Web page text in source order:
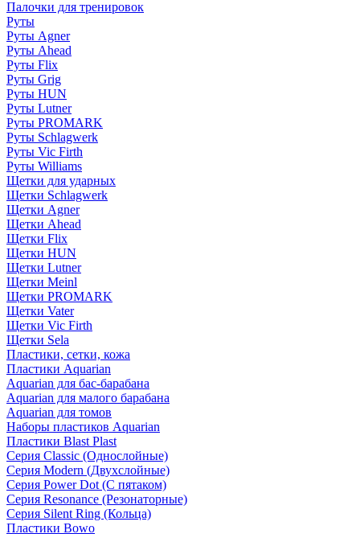
Палочки для тренировок
Руты
Руты Agner
Руты Ahead
Руты Flix
Руты Grig
Руты HUN
Руты Lutner
Руты PROMARK
Руты Schlagwerk
Руты Vic Firth
Руты Williams
Щетки для ударных
Щетки Schlagwerk
Щетки Agner
Щетки Ahead
Щетки Flix
Щетки HUN
Щетки Lutner
Щетки Meinl
Щетки PROMARK
Щетки Vater
Щетки Vic Firth
Щетки Sela
Пластики, сетки, кожа
Пластики Aquarian
Aquarian для бас-барабана
Aquarian для малого барабана
Aquarian для томов
Наборы пластиков Aquarian
Пластики Blast Plast
Серия Classic (Однослойные)
Серия Modern (Двухслойные)
Серия Power Dot (С пятаком)
Серия Resonance (Резонаторные)
Серия Silent Ring (Кольца)
Пластики Bowo